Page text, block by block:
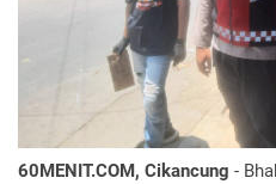
60MENIT.COM, Cikancung -